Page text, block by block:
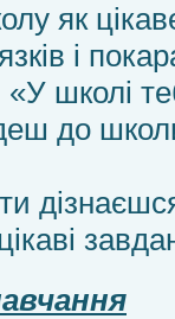
як
і
школі
до